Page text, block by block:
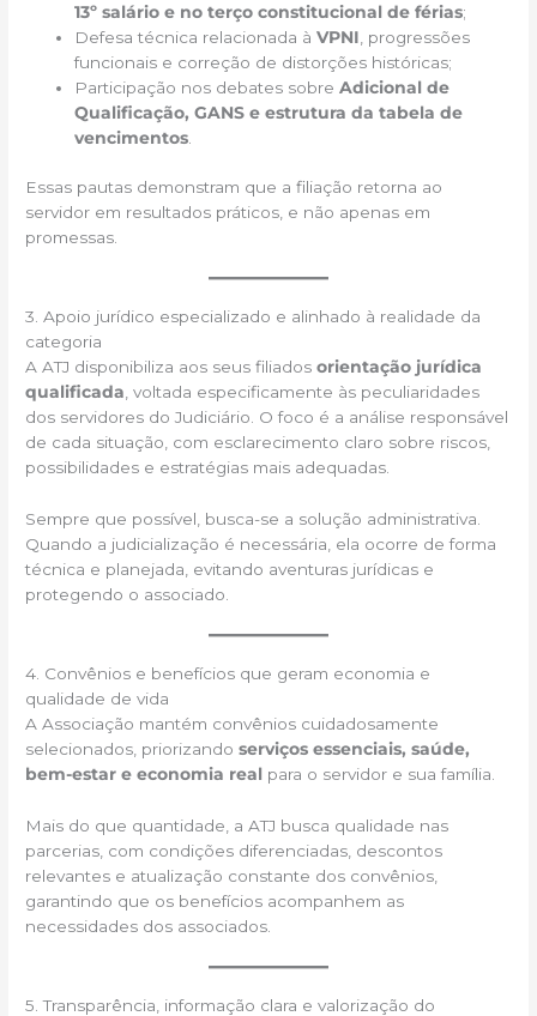
13º salário e no terço constitucional de férias;
Defesa técnica relacionada àVPNI , progressões
funcionais e correção de distorções históricas;
Participação nos debates sobreAdicional de
Qualificação, GANS e estrutura da tabela de
vencimentos
Essas pautas demonstram que a filiação retorna ao
servidor em resultados práticos, e não apenas em
promessas.
3. Apoio jurídico especializado e alinhado à realidade da
categoria
A ATJ disponibiliza aos seus filiadosorientação jurídica
qualificada , voltada especificamente às peculiaridades
dos servidores do Judiciário. O foco é a análise responsável
de cada situação, com esclarecimento claro sobre riscos,
possibilidades e estratégias mais adequadas.
Sempre que possível, busca-se a solução administrativa.
Quando a judicialização é necessária, ela ocorre de forma
técnica e planejada, evitando aventuras jurídicas e
protegendo o associado.
4. Convênios e benefícios que geram economia e
qualidade de vida
A Associação mantém convênios cuidadosamente
selecionados, priorizandoserviços essenciais, saúde,
bem-estar e economia real para o servidor e sua família.
Mais do que quantidade, a ATJ busca qualidade nas
parcerias, com condições diferenciadas, descontos
relevantes e atualização constante dos convênios,
garantindo que os benefícios acompanhem as
necessidades dos associados.
5. Transparência, informação clara e valorização do